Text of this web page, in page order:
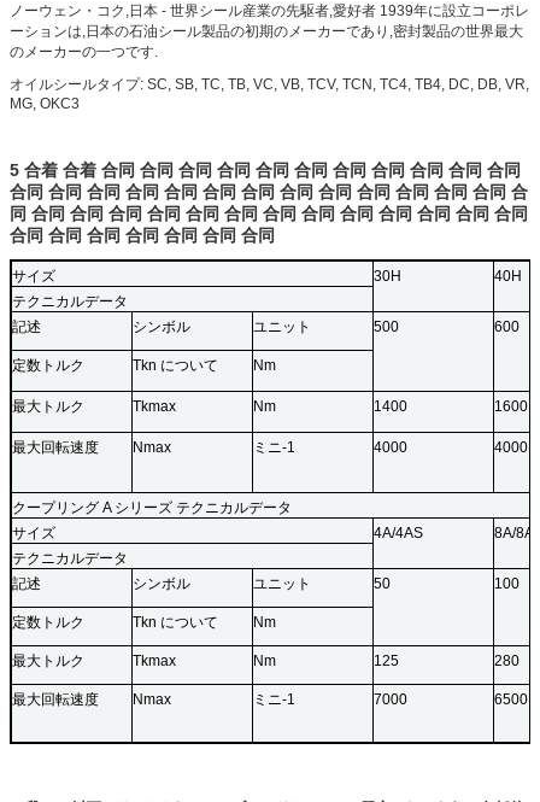
ノーウェン・コク,日本 - 世界シール産業の先駆者,愛好者 1939年に設立コーポレ
ーションは,日本の石油シール製品の初期のメーカーであり,密封製品の世界最大
のメーカーの一つです.
オイルシールタイプ: SC, SB, TC, TB, VC, VB, TCV, TCN, TC4, TB4, DC, DB, VR,
MG, OKC3
5 合着 合着 合同 合同 合同 合同 合同 合同 合同 合同 合同 合同 合同
合同 合同 合同 合同 合同 合同 合同 合同 合同 合同 合同 合同 合同 合
同 合同 合同 合同 合同 合同 合同 合同 合同 合同 合同 合同 合同 合同
合同 合同 合同 合同 合同 合同 合同
サイズ 30H
40H
テクニカルデータ
記述
シンボル ユニット 500 600
定数トルク Tkn について Nm
最大トルク Tkmax Nm 1400 1600
最大回転速度 Nmax ミニ-1 4000 4000
クープリング A シリーズ テクニカルデータ
サイズ
4A/4AS
8A/
テクニカルデータ
記述
シンボル ユニット 50 100
定数トルク Tkn について Nm
最大トルク Tkmax Nm 125 280
最大回転速度 Nmax ミニ-1 7000 6500